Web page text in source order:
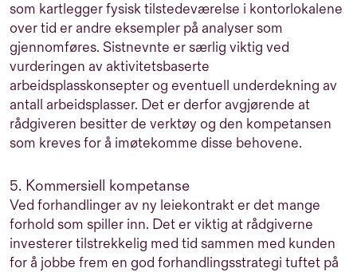
som kartlegger fysisk tilstedeværelse i kontorlokalene
over tid er andre eksempler på analyser som
gjennomføres. Sistnevnte er særlig viktig ved
vurderingen av aktivitetsbaserte
arbeidsplasskonsepter og eventuell underdekning av
antall arbeidsplasser. Det er derfor avgjørende at
rådgiveren besitter de verktøy og den kompetansen
som kreves for å imøtekomme disse behovene.
5. Kommersiell kompetanse
Ved forhandlinger av ny leiekontrakt er det mange
forhold som spiller inn. Det er viktig at rådgiverne
investerer tilstrekkelig med tid sammen med kunden
for å jobbe frem en god forhandlingsstrategi tuftet på